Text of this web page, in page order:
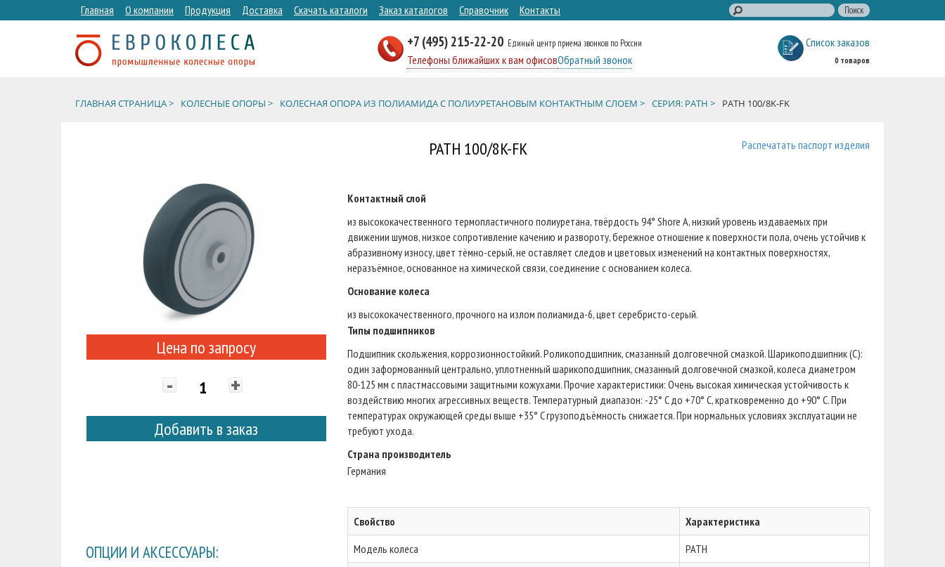
Главная О компании Продукция Доставка Скачать каталоги Заказ каталогов Справочник Контакты
+7 (495) 215-22-20 Единый центр приема звонков по России
Телефоны ближайших к вам офисовОбратный звонок
Список заказов
0 товаров
ГЛАВНАЯ СТРАНИЦА > КОЛЕСНЫЕ ОПОРЫ > КОЛЕСНАЯ ОПОРА ИЗ ПОЛИАМИДА С ПОЛИУРЕТАНОВЫМ КОНТАКТНЫМ СЛОЕМ > СЕРИЯ: PATH > PATH 100/8K-FK
PATH 100/8K-FK Распечатать паспорт изделия
Цена по запросу
- +
Добавить в заказ
Контактный слой
из высококачественного термопластичного полиуретана, твёрдость 94° Shore A, низкий уровень издаваемых при
движении шумов, низкое сопротивление качению и развороту, бережное отношение к поверхности пола, очень устойчив к
абразивному износу, цвет тёмно-серый, не оставляет следов и цветовых изменений на контактных поверхностях,
неразъёмное, основанное на химической связи, соединение с основанием колеса.
Основание колеса
из высококачественного, прочного на излом полиамида-6, цвет серебристо-серый.
Типы подшипников
Подшипник скольжения, коррозионностойкий. Роликоподшипник, смазанный долговечной смазкой. Шарикоподшипник (С):
один заформованный центрально, уплотненный шарикоподшипник, смазанный долговечной смазкой, колеса диаметром
80-125 мм с пластмассовыми защитными кожухами. Прочие характеристики: Очень высокая химическая устойчивость к
воздействию многих агрессивных веществ. Температурный диапазон: -25° C до +70° C, кратковременно до +90° C. При
температурах окружающей среды выше +35° C грузоподъёмность снижается. При нормальных условиях эксплуатации не
требуют ухода.
Страна производитель
Германия
ОПЦИИ И АКСЕССУАРЫ:
Свойство
Характеристика
Модель колеса
PATH